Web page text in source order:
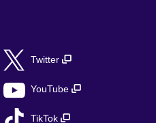
Twitter
YouTube
TikTok